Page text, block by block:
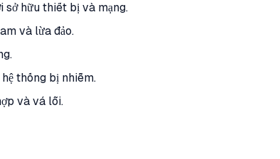
sở hữu thiết bị và mạng.
và lừa đảo.
thống bị nhiễm.
và vá lỗi.